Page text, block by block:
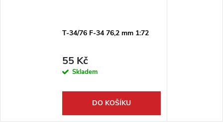
T-34/76 F-34 76,2 mm 1:72
55 Kč
Skladem
DO KOŠÍKU